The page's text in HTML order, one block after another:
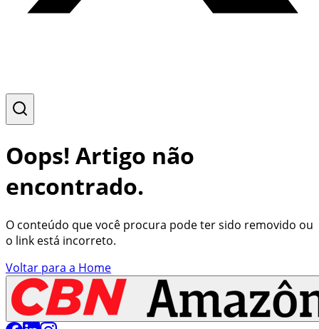
Oops! Artigo não
encontrado.
O conteúdo que você procura pode ter sido removido ou
o link está incorreto.
Voltar para a Home